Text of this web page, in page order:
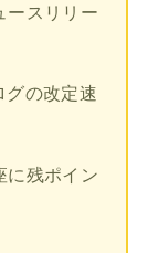
ースリリー
グの改定速
に残ポイン